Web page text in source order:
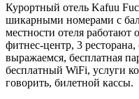
Курортный отель Kafuu
шикарными номерами с
местности отеля работают
фитнес-центр, 3
выражаемся, бесплатная
бесплатный WiFi, услуги
говорить, билетной кассы.